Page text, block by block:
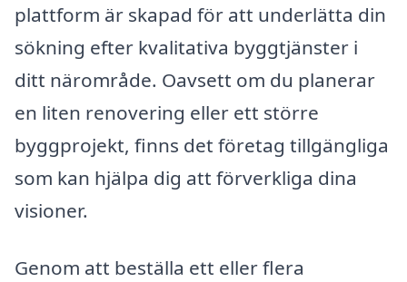
plattform är skapad för att underlätta din
sökning efter kvalitativa byggtjänster i
ditt närområde. Oavsett om du planerar
en liten renovering eller ett större
byggprojekt, finns det företag tillgängliga
som kan hjälpa dig att förverkliga dina
visioner.
Genom att beställa ett eller flera